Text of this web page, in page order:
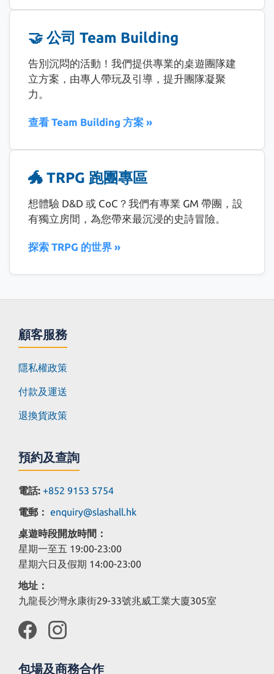
🤝 公司 Team Building
告別沉悶的活動！我們提供專業的桌遊團隊建
立方案，由專人帶玩及引導，提升團隊凝聚
力。
查看 Team Building 方案 »
🐲 TRPG 跑團專區
想體驗 D&D 或 CoC？我們有專業 GM 帶團，設
有獨立房間，為您帶來最沉浸的史詩冒險。
探索 TRPG 的世界 »
顧客服務
隱私權政策
付款及運送
退換貨政策
預約及查詢
電話: +852 9153 5754
電郵： enquiry@slashall.hk
桌遊時段開放時間：
星期一至五 19:00-23:00
星期六日及假期 14:00-23:00
地址：
九龍長沙灣永康街29-33號兆威工業大廈305室
包場及商務合作